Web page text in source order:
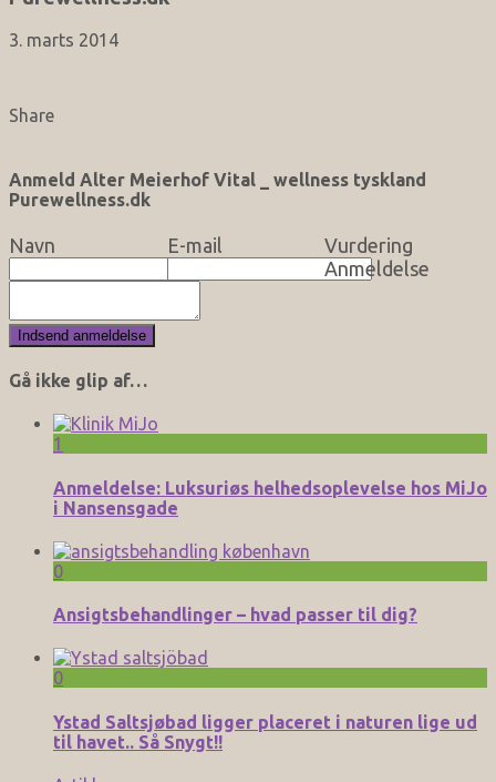
3. marts 2014
Share
Anmeld Alter Meierhof Vital _ wellness tyskland
Purewellness.dk
Navn E-mail
Vurdering
Anmeldelse
Gå ikke glip af…
1
Anmeldelse: Luksuriøs helhedsoplevelse hos MiJo
i Nansensgade
0
Ansigtsbehandlinger – hvad passer til dig?
0
Ystad Saltsjøbad ligger placeret i naturen lige ud
til havet.. Så Snygt!!